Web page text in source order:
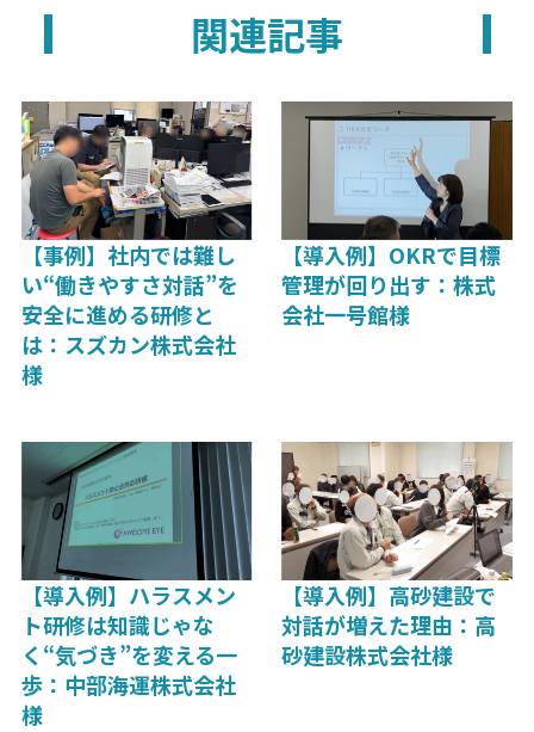
関連記事
【事例】社内では難し
い“働きやすさ対話”を
安全に進める研修と
は：スズカン株式会社
様
【導入例】OKRで目標
管理が回り出す：株式
会社一号館様
【導入例】ハラスメン
ト研修は知識じゃな
く“気づき”を変える一
歩：中部海運株式会社
様
【導入例】高砂建設で
対話が増えた理由：高
砂建設株式会社様